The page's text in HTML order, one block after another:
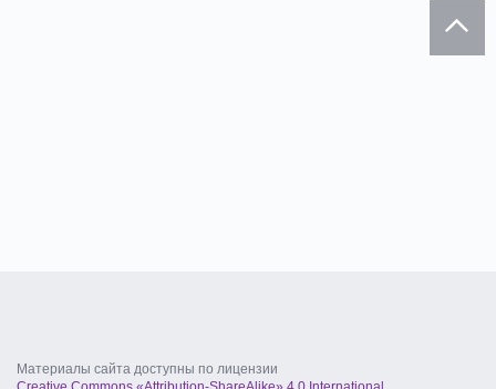
Материалы сайта доступны по лицензии